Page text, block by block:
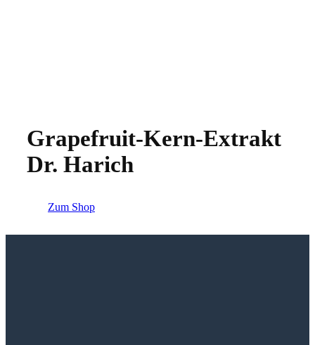
Grapefruit-Kern-Extrakt
Dr. Harich
Zum Shop